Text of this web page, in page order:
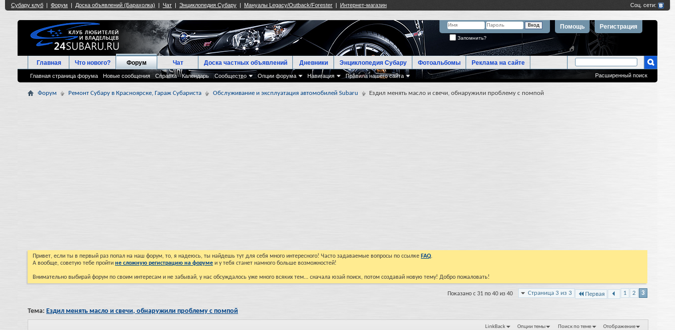
Регистрация
Помощь
Запомнить?
Главная Что нового? Форум
Главная страница форума Новые сообщения Справка Календарь Сообщество Опции форума Навигация Правила нашего сайта
Чат Доска частных объявлений Дневники Энциклопедия Субару Фотоальбомы Реклама на сайте
Расширенный поиск
Форум Ремонт Субару в Красноярске, Гараж Субариста Обслуживание и эксплуатация автомобилей Subaru Ездил менять масло и свечи, обнаружили проблему с помпой
Привет, если ты в первый раз попал на наш форум, то, я надеюсь, ты найдешь тут для себя много интересного! Часто задаваемые вопросы по ссылке FAQ.
А вообще, советую тебе пройти не сложную регистрацию на форуме и у тебя станет намного больше возможностей!
Внимательно выбирай форум по своим интересам и не забывай, у нас обсуждалось уже много всяких тем... сначала юзай поиск, потом создавай новую тему! Добро пожаловать!
Страница 3 из 3 Первая 1 2 3
Показано с 31 по 40 из 40
Тема: Ездил менять масло и свечи, обнаружили проблему с помпой
LinkBack Опции темы Поиск по теме Отображение